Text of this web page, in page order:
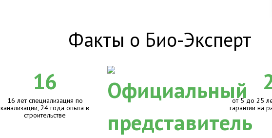
Факты о Био-Эксперт
16
16 лет специализация по
канализации, 24 года опыта в
строительстве
от 5 до 25
гарантии на